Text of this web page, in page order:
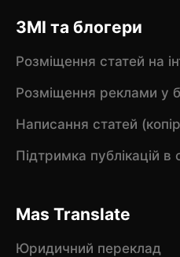
ЗМІ та блогери
Розміщення статей на
Розміщення реклами у
Написання статей
Підтримка публікацій
Mas Translate
Юридичний переклад